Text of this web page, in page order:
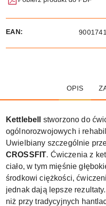
EAN:
OPIS
Kettlebell
stworzono do
ogólnorozwojowych i
Uwielbiany szczególnie
CROSSFIT. Ćwiczenia z
ciało, w tym mięśnie
środkowi ciężkości,
jednak dają lepsze rezultaty.
niż przy tradycyjnych